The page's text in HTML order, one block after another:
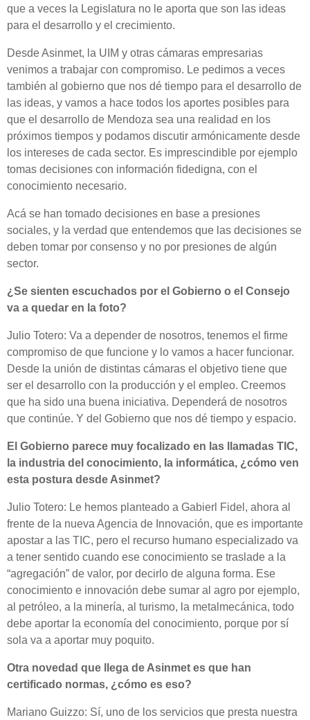
que a veces la Legislatura no le aporta que son las ideas
para el desarrollo y el crecimiento.
Desde Asinmet, la UIM y otras cámaras empresarias
venimos a trabajar con compromiso. Le pedimos a veces
también al gobierno que nos dé tiempo para el desarrollo de
las ideas, y vamos a hace todos los aportes posibles para
que el desarrollo de Mendoza sea una realidad en los
próximos tiempos y podamos discutir armónicamente desde
los intereses de cada sector. Es imprescindible por ejemplo
tomas decisiones con información fidedigna, con el
conocimiento necesario.
Acá se han tomado decisiones en base a presiones
sociales, y la verdad que entendemos que las decisiones se
deben tomar por consenso y no por presiones de algún
sector.
¿Se sienten escuchados por el Gobierno o el Consejo
va a quedar en la foto?
Julio Totero: Va a depender de nosotros, tenemos el firme
compromiso de que funcione y lo vamos a hacer funcionar.
Desde la unión de distintas cámaras el objetivo tiene que
ser el desarrollo con la producción y el empleo. Creemos
que ha sido una buena iniciativa. Dependerá de nosotros
que continúe. Y del Gobierno que nos dé tiempo y espacio.
El Gobierno parece muy focalizado en las llamadas TIC,
la industria del conocimiento, la informática, ¿cómo ven
esta postura desde Asinmet?
Julio Totero: Le hemos planteado a Gabierl Fidel, ahora al
frente de la nueva Agencia de Innovación, que es importante
apostar a las TIC, pero el recurso humano especializado va
a tener sentido cuando ese conocimiento se traslade a la
“agregación” de valor, por decirlo de alguna forma. Ese
conocimiento e innovación debe sumar al agro por ejemplo,
al petróleo, a la minería, al turismo, la metalmecánica, todo
debe aportar la economía del conocimiento, porque por sí
sola va a aportar muy poquito.
Otra novedad que llega de Asinmet es que han
certificado normas, ¿cómo es eso?
Mariano Guizzo: Sí, uno de los servicios que presta nuestra